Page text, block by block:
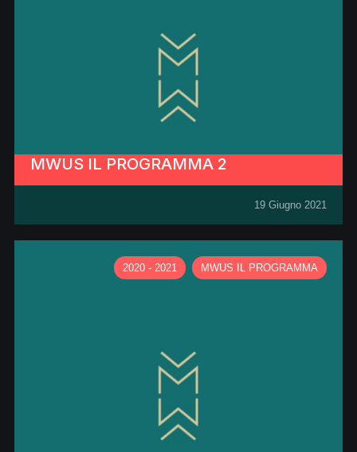
MWUS IL PROGRAMMA 2
19 Giugno 2021
2020 - 2021 MWUS IL PROGRAMMA